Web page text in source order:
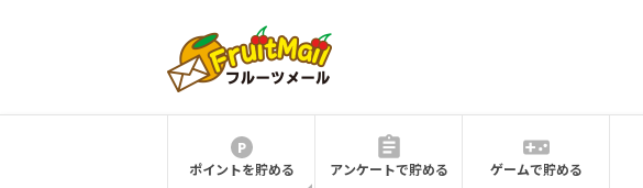
ポイントを貯める アンケートで貯める ゲームで貯める